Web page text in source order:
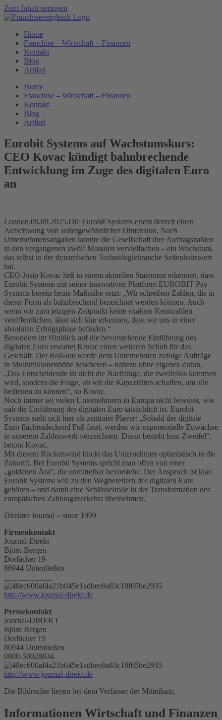
Zum Inhalt springen
Home
Franchise – Wirtschaft – Finanzen
Kontakt
Blog
Artikel
Home
Franchise – Wirtschaft – Finanzen
Kontakt
Blog
Artikel
Eurobit Systems auf Wachstumskurs:
CEO Kovac kündigt bahnbrechende
Entwicklung im Zuge des digitalen Euro
an
London,09.09.2025.Die Eurobit Systems erlebt derzeit einen
Aufschwung von außergewöhnlicher Dimension. Nach
Unternehmensangaben konnte die Gesellschaft ihre Auftragszahlen
in den vergangenen zwölf Monaten vervielfachen – ein Wachstum,
das selbst in der dynamischen Technologiebranche Seltenheitswert
hat.
CEO Josip Kovac ließ in einem aktuellen Statement erkennen, dass
Eurobit Systems mit seiner innovativen Plattform EUROBIT Pay
Systems bereits heute Maßstäbe setzt: „Wir schreiben Zahlen, die in
dieser Form als bahnbrechend bezeichnet werden können. Auch
wenn wir zum jetzigen Zeitpunkt keine exakten Kennzahlen
veröffentlichen, lässt sich klar erkennen, dass wir uns in einer
absoluten Erfolgsphase befinden.“
Besonders im Hinblick auf die bevorstehende Einführung des
digitalen Euro erwartet Kovac einen weiteren Schub für das
Geschäft. Der Roll-out werde dem Unternehmen zufolge Aufträge
in Multimillionenhöhe bescheren – nahezu ohne eigenes Zutun.
„Das Entscheidende ist nicht die Nachfrage, die zweifellos kommen
wird, sondern die Frage, ob wir die Kapazitäten schaffen, um alle
bedienen zu können“, so Kovac.
Noch immer sei vielen Unternehmern in Europa nicht bewusst, wie
nah die Einführung des digitalen Euro tatsächlich ist. Eurobit
Systems sieht sich hier als zentraler Player: „Sobald der digitale
Euro flächendeckend Fuß fasst, werden wir exponentielle Zuwächse
in unserem Zahlenwerk verzeichnen. Daran besteht kein Zweifel“,
betont Kovac.
Mit diesem Rückenwind blickt das Unternehmen optimistisch in die
Zukunft. Bei Eurobit Systems spricht man offen von einer
„goldenen Ära“, die unmittelbar bevorstehe. Der Anspruch ist klar:
Eurobit Systems will zu den Wegbereitern des digitalen Euro
gehören – und damit eine Schlüsselrolle in der Transformation des
europäischen Zahlungsverkehrs übernehmen.
Direkter Journal – since 1999
Firmenkontakt
Journal-Direkt
Björn Bergen
Dorfäcker 19
86944 Unterdießen
http://www.journal-direkt.de
Pressekontakt
Journal-DIREKT
Björn Bergen
Dorfäcker 19
86944 Unterdießen
0800-50028834
http://www.journal-direkt.de
Die Bildrechte liegen bei dem Verfasser der Mitteilung.
Informationen Wirtschaft und Finanzen